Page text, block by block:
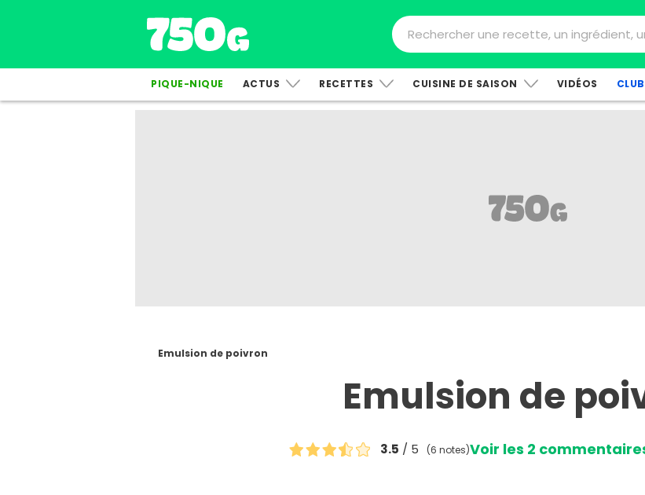
PIQUE-NIQUE ACTUS RECETTES CUISINE DE SAISON VIDÉOS
Emulsion de poivron
Emulsion de
3.5 / 5 (6 notes)Voir les 2